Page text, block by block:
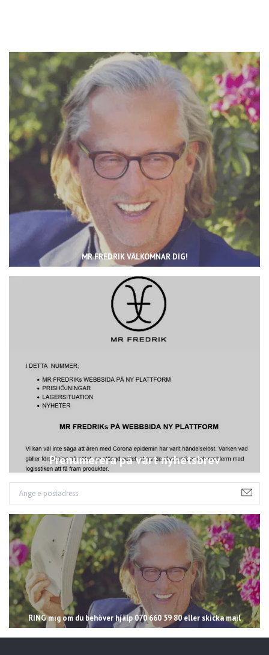
MR FREDRIK VÄLKOMNAR DIG!
Prenumerera på vårt nyhetsbrev
RING mig om du behöver hjälp 070 660 59 80 eller skicka mail